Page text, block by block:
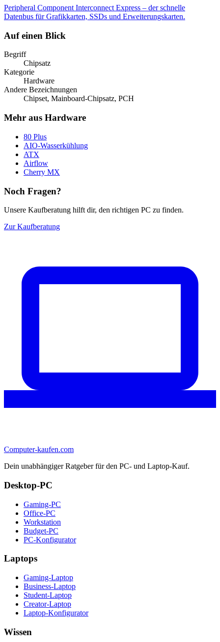
Peripheral Component Interconnect Express – der schnelle
Datenbus für Grafikkarten, SSDs und Erweiterungskarten.
Auf einen Blick
Begriff
Chipsatz
Kategorie
Hardware
Andere Bezeichnungen
Chipset, Mainboard-Chipsatz, PCH
Mehr aus Hardware
80 Plus
AIO-Wasserkühlung
ATX
Airflow
Cherry MX
Noch Fragen?
Unsere Kaufberatung hilft dir, den richtigen PC zu finden.
Zur Kaufberatung
Computer-kaufen.com
Dein unabhängiger Ratgeber für den PC- und Laptop-Kauf.
Desktop-PC
Gaming-PC
Office-PC
Workstation
Budget-PC
PC-Konfigurator
Laptops
Gaming-Laptop
Business-Laptop
Student-Laptop
Creator-Laptop
Laptop-Konfigurator
Wissen